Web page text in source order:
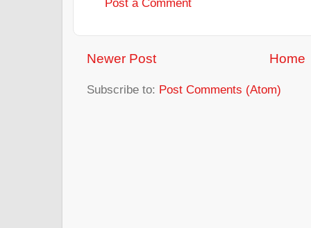
Newer Post Home
Subscribe to: Post Comments (Atom)